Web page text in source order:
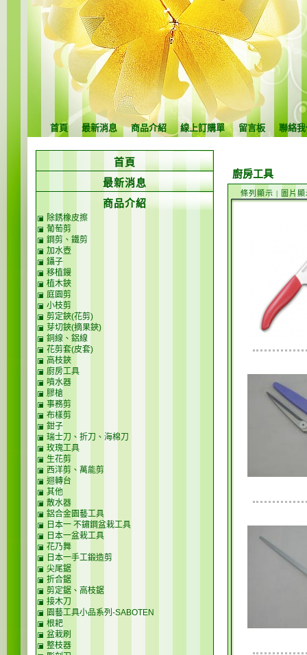
首頁 最新消息 商品介紹 線上訂購單 留言板 聯絡
廚房工具
條列顯示 | 圖片顯
首頁
最新消息
商品介紹
除銹橡皮擦
葡萄剪
鋼剪、鐵剪
加水壺
鑷子
移植鏝
植木鋏
庭園剪
小枝剪
剪定鋏(花剪)
芽切鋏(摘果鋏)
銅線、鋁線
花剪套(皮套)
高枝鋏
廚房工具
噴水器
膠槍
事務剪
布樣剪
鉗子
瑞士刀、折刀、海棉刀
玫瑰工具
生花剪
西洋剪、萬能剪
迴轉台
其他
散水器
鋁合金園藝工具
日本一 不鏽鋼盆栽工具
日本一盆栽工具
花乃舞
日本一手工鍛造剪
尖尾鋸
折合鋸
剪定鋸、高枝鋸
接木刀
園藝工具小品系列-SABOTEN
根耙
盆栽刷
整枝器